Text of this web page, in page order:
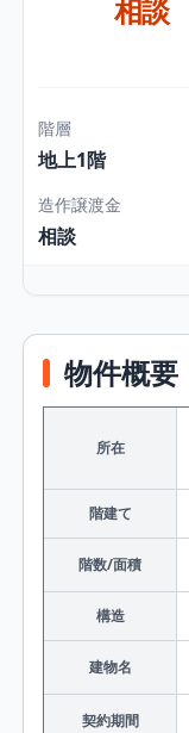
相談
階層
地上1階
造作譲渡金
相談
物件概要
所在
階建て
階数/面積
構造
建物名
契約期間